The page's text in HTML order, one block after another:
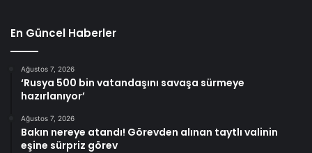
En Güncel Haberler
Ağustos 7, 2026
‘Rusya 500 bin vatandaşını savaşa sürmeye
hazırlanıyor’
Ağustos 7, 2026
Bakın nereye atandı! Görevden alınan taytlı valinin
eşine sürpriz görev